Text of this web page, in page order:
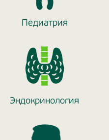
Педиатрия
Эндокринология